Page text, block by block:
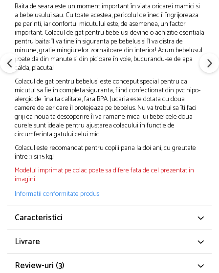
Baita de seara este un moment important în viata oricarei mamici si
a bebelusului sau. Cu toate acestea, pericolul de înec îi îngrijoreaza
pe parinti, iar confortul micutului este, de asemenea, un factor
important. Colacul de gat pentru bebelusi devine o achizitie esentiala
pentru baita: îl va tine în siguranta pe bebelus si îl va distra de
minune, gratie mingiutelor zornaitoare din interior! Acum bebelusul
poate da din manute si din picioare în voie, bucurandu-se de apa
calda, placuta!
Colacul de gat pentru bebelusi este conceput special pentru ca
micutul sa fie în completa siguranta, fiind confectionat din pvc hipo-
alergic de înalta calitate, fara BPA. Jucaria este dotata cu doua
camere de aer care îl protejeaza pe bebelus. Nu va trebui sa îti faci
griji ca noua ta descoperire îi va ramane mica lui bebe: cele doua
curele sunt ideale pentru ajustarea colacului în functie de
circumferinta gatului celui mic.
Colacul este recomandat pentru copiii pana la doi ani, cu greutate
între 3 si 15 kg!
Modelul imprimat pe colac poate sa difere fata de cel prezentat in
imagini.
Informatii conformitate produs
Caracteristici
Livrare
Review-uri (3)